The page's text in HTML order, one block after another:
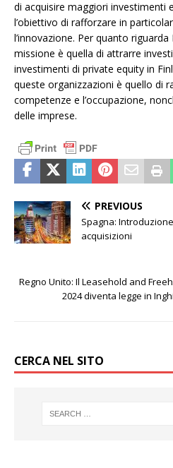
di acquisire maggiori investimenti
l’obiettivo di rafforzare in
l’innovazione. Per quanto
missione è quella di attrarre
investimenti di private equity in
queste organizzazioni è quello di
competenze e l’occupazione,
delle imprese.
PREVIOUS
Spagna:
acquisizioni
Regno Unito: Il Leasehold and
2024 diventa legge in
CERCA NEL SITO